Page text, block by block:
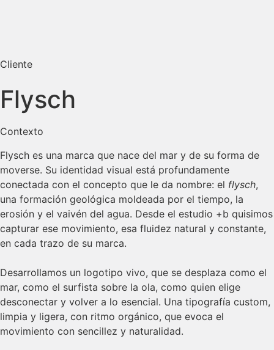
Cliente
Flysch
Contexto
Flysch es una marca que nace del mar y de su forma de
moverse. Su identidad visual está profundamente
conectada con el concepto que le da nombre: el flysch,
una formación geológica moldeada por el tiempo, la
erosión y el vaivén del agua. Desde el estudio +b quisimos
capturar ese movimiento, esa fluidez natural y constante,
en cada trazo de su marca.
Desarrollamos un logotipo vivo, que se desplaza como el
mar, como el surfista sobre la ola, como quien elige
desconectar y volver a lo esencial. Una tipografía custom,
limpia y ligera, con ritmo orgánico, que evoca el
movimiento con sencillez y naturalidad.